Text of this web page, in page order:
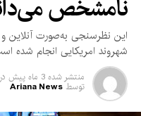
نامشخص
شهروند امریکایی انجام شده
منتشر شده 3 ماه پیش در
توسط Ariana News